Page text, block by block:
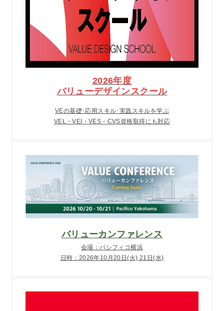
2026年度
バリューデザインスクール
VEの基礎･応用スキル･実践スキルを学ぶ
VEL・VEI・VES・CVS資格取得にも対応
バリューカンファレンス
会場：パシフィコ横浜
日時：2026年10月20日(火) 21日(水)